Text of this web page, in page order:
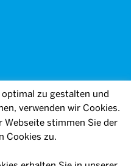
optimal zu gestalten und
verwenden wir Cookies.
Webseite stimmen Sie der
Cookies zu.